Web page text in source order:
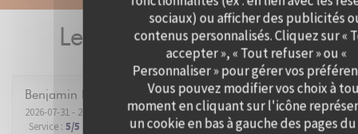
sociaux) ou afficher des publicités
contenus personnalisés. Cliquez sur «
accepter », « Tout refuser » ou «
Personnaliser » pour gérer vos
Vous pouvez modifier vos choix à
moment en cliquant sur l'icône
un cookie en bas à gauche des pages
Les avis de nos clients
Benjamin B
2026-07-31- 21:00 - Couverts 2
Service : 5/5 :5/5 Cuisine:5/5 Qualité / Prix:5 /5